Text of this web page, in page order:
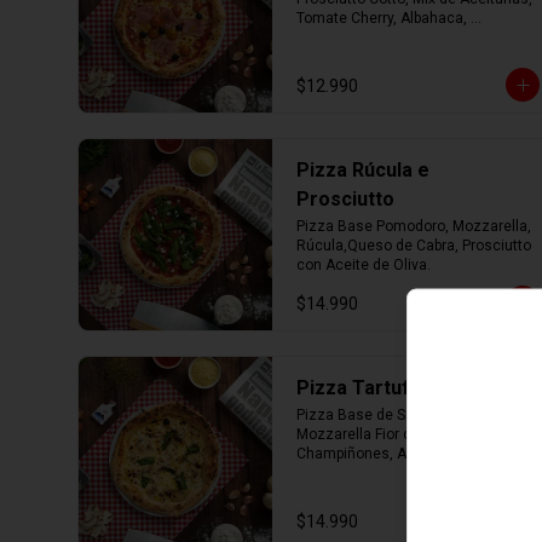
Tomate Cherry, Albahaca,
$12.990
Pizza Rúcula e
Prosciutto
Pizza Base Pomodoro, Mozzarella,
Rúcula,Queso de Cabra, Prosciutto
con Aceite de Oliva.
$14.990
Pizza Tartufo e Funghi
Pizza Base de Salsa Bianca,
Mozzarella Fior di Latte,
Champiñones, Albahaca,
$14.990